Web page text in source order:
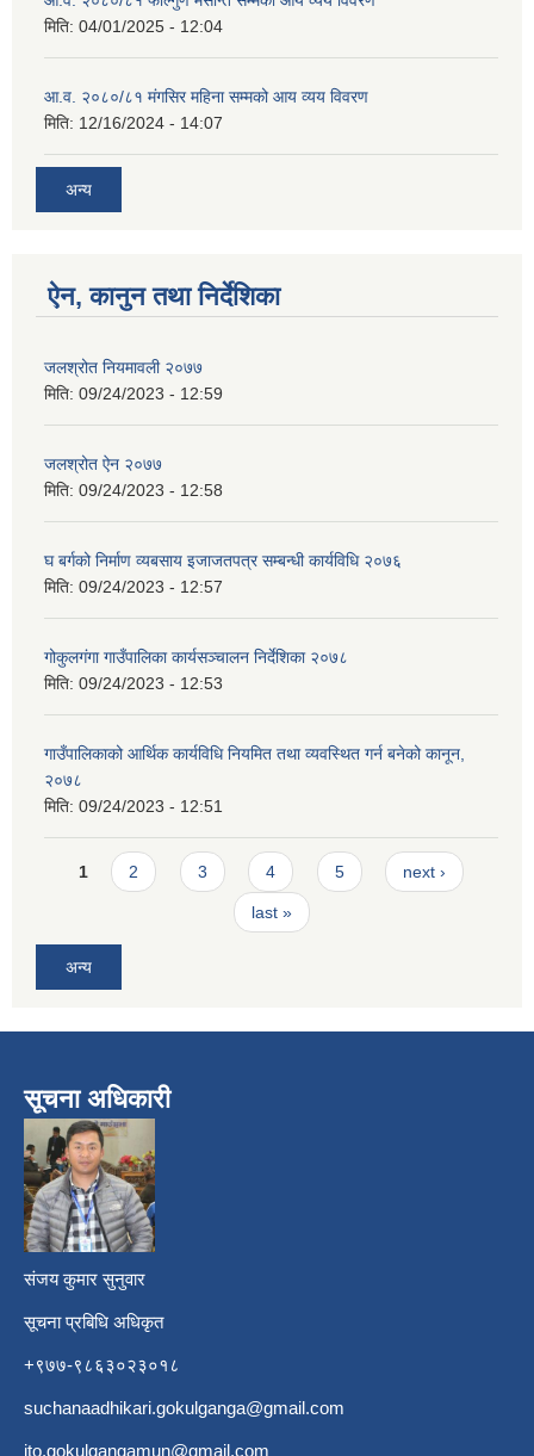
मिति: 04/01/2025 - 12:04
आ.व. २०८०/८१ मंगसिर महिना सम्मको आय व्यय विवरण
मिति: 12/16/2024 - 14:07
अन्य
ऐन, कानुन तथा निर्देशिका
जलश्रोत नियमावली २०७७
मिति: 09/24/2023 - 12:59
जलश्रोत ऐन २०७७
मिति: 09/24/2023 - 12:58
घ बर्गको निर्माण व्यबसाय इजाजतपत्र सम्बन्धी कार्यविधि २०७६
मिति: 09/24/2023 - 12:57
गोकुलगंगा गाउँपालिका कार्यसञ्चालन निर्देशिका २०७८
मिति: 09/24/2023 - 12:53
गाउँपालिकाको आर्थिक कार्यविधि नियमित तथा व्यवस्थित गर्न बनेको कानून,
२०७८
मिति: 09/24/2023 - 12:51
Pages
1 2 3 4 5 next ›
last »
अन्य
सूचना अधिकारी
संजय कुमार सुनुवार
सूचना प्रबिधि अधिकृत
+९७७-९८६३०२३०१८
suchanaadhikari.gokulganga@gmail.com
ito.gokulgangamun@gmail.com